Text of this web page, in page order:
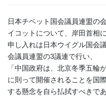
日本チベット国会議員連盟の
イコットについて、岸田首相
申し入れは日本ウイグル国会
会議員連盟の3議連で行い、
「中国政府は、北京冬季五輪
に則って開催されることを国
する懸念を自ら払拭すべきで